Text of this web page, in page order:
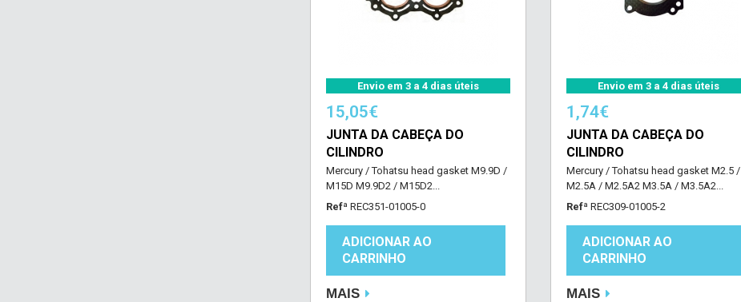
Envio em 3 a 4 dias úteis
15,05€
JUNTA DA CABEÇA DO
CILINDRO
Mercury / Tohatsu head gasket M9.9D /
M15D M9.9D2 / M15D2...
Refª REC351-01005-0
ADICIONAR AO
CARRINHO
MAIS
Envio em 3 a 4 dias úteis
1,74€
JUNTA DA CABEÇA DO
CILINDRO
Mercury / Tohatsu head gasket M2.5 /
M2.5A / M2.5A2 M3.5A / M3.5A2...
Refª REC309-01005-2
ADICIONAR AO
CARRINHO
MAIS